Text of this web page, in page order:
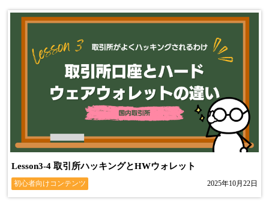
Lesson3-4 取引所ハッキングとHWウォレット
初心者向けコンテンツ 2025年10月22日